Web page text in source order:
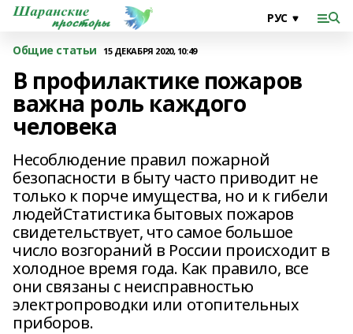
Общие статьи 15 ДЕКАБРЯ 2020, 10:49
В профилактике пожаров
важна роль каждого
человека
Несоблюдение правил пожарной
безопасности в быту часто приводит не
только к порче имущества, но и к гибели
людейСтатистика бытовых пожаров
свидетельствует, что самое большое
число возгораний в России происходит в
холодное время года. Как правило, все
они связаны с неисправностью
электропроводки или отопительных
приборов.